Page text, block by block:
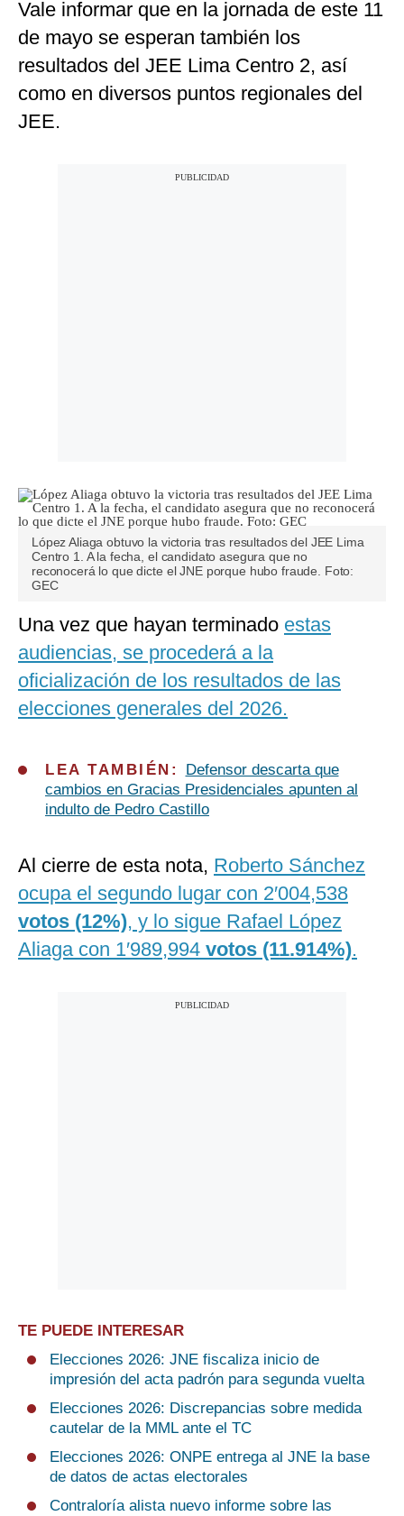
Vale informar que en la jornada de este 11
de mayo se esperan también los
resultados del JEE Lima Centro 2, así
como en diversos puntos regionales del
JEE.
López Aliaga obtuvo la victoria tras resultados del JEE Lima
Centro 1. A la fecha, el candidato asegura que no
reconocerá lo que dicte el JNE porque hubo fraude. Foto:
GEC
Una vez que hayan terminado estas
audiencias, se procederá a la
oficialización de los resultados de las
elecciones generales del 2026.
LEA TAMBIÉN:
Defensor descarta que
cambios en Gracias Presidenciales apunten al
indulto de Pedro Castillo
Al cierre de esta nota, Roberto Sánchez
ocupa el segundo lugar con 2′004,538
votos (12%), y lo sigue Rafael López
Aliaga con 1′989,994 votos (11.914%).
TE PUEDE INTERESAR
Elecciones 2026: JNE fiscaliza inicio de
impresión del acta padrón para segunda vuelta
Elecciones 2026: Discrepancias sobre medida
cautelar de la MML ante el TC
Elecciones 2026: ONPE entrega al JNE la base
de datos de actas electorales
Contraloría alista nuevo informe sobre las